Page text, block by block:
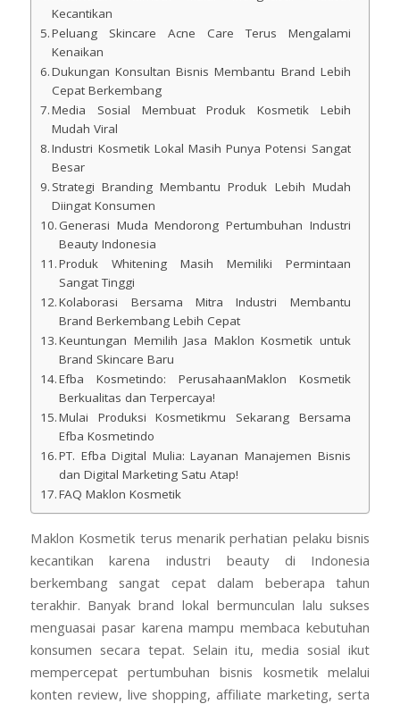
Kecantikan
Peluang Skincare Acne Care Terus Mengalami
Kenaikan
Dukungan Konsultan Bisnis Membantu Brand Lebih
Cepat Berkembang
Media Sosial Membuat Produk Kosmetik Lebih
Mudah Viral
Industri Kosmetik Lokal Masih Punya Potensi Sangat
Besar
Strategi Branding Membantu Produk Lebih Mudah
Diingat Konsumen
Generasi Muda Mendorong Pertumbuhan Industri
Beauty Indonesia
Produk Whitening Masih Memiliki Permintaan
Sangat Tinggi
Kolaborasi Bersama Mitra Industri Membantu
Brand Berkembang Lebih Cepat
Keuntungan Memilih Jasa Maklon Kosmetik untuk
Brand Skincare Baru
Efba Kosmetindo: PerusahaanMaklon Kosmetik
Berkualitas dan Terpercaya!
Mulai Produksi Kosmetikmu Sekarang Bersama
Efba Kosmetindo
PT. Efba Digital Mulia: Layanan Manajemen Bisnis
dan Digital Marketing Satu Atap!
FAQ Maklon Kosmetik
Maklon Kosmetik terus menarik perhatian pelaku bisnis
kecantikan karena industri beauty di Indonesia
berkembang sangat cepat dalam beberapa tahun
terakhir. Banyak brand lokal bermunculan lalu sukses
menguasai pasar karena mampu membaca kebutuhan
konsumen secara tepat. Selain itu, media sosial ikut
mempercepat pertumbuhan bisnis kosmetik melalui
konten review, live shopping, affiliate marketing, serta